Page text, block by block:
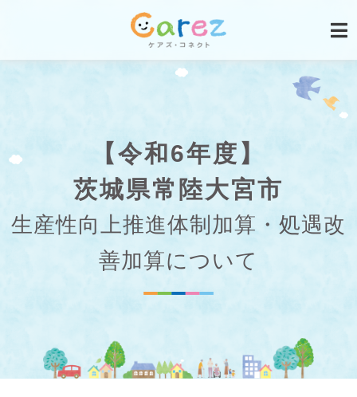
【令和6年度】
茨城県常陸大宮市
生産性向上推進体制加算・処遇改
善加算について